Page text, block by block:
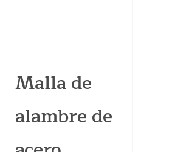
Malla de
alambre de